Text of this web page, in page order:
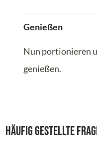
Genießen
Nun portionieren
genießen.
Häufig gestellte